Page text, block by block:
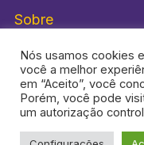
Sobre
HISTORI-SE®
Nós usamos cookies
você a melhor
em “Aceito”, você
Porém, você pode
um autorização